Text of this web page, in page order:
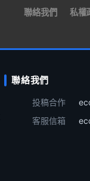
聯絡我們 私權
聯絡我們
投稿合作
客服信箱